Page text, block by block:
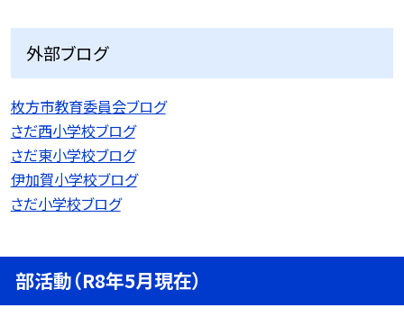
外部ブログ
枚方市教育委員会ブログ
さだ西小学校ブログ
さだ東小学校ブログ
伊加賀小学校ブログ
さだ小学校ブログ
部活動（R8年5月現在）